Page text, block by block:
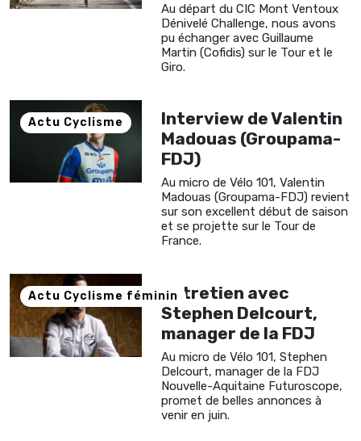
Au départ du CIC Mont Ventoux
Dénivelé Challenge, nous avons
pu échanger avec Guillaume
Martin (Cofidis) sur le Tour et le
Giro.
Actu Cyclisme
Interview de Valentin
Madouas (Groupama-
FDJ)
Au micro de Vélo 101, Valentin
Madouas (Groupama-FDJ) revient
sur son excellent début de saison
et se projette sur le Tour de
France.
Actu Cyclisme fémininEntretien avec
Stephen Delcourt,
manager de la FDJ
Au micro de Vélo 101, Stephen
Delcourt, manager de la FDJ
Nouvelle-Aquitaine Futuroscope,
promet de belles annonces à
venir en juin.